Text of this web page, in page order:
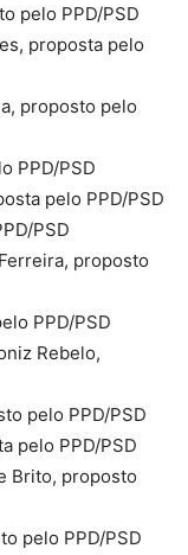
pelo PPD/PSD
proposta pelo
proposto pelo
PPD/PSD
pelo PPD/PSD
PSD
proposto
PPD/PSD
Rebelo,
pelo PPD/PSD
pelo PPD/PSD
Brito, proposto
pelo PPD/PSD